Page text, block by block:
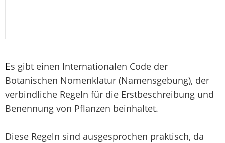
Es gibt einen Internationalen Code der
Botanischen Nomenklatur (Namensgebung), der
verbindliche Regeln für die Erstbeschreibung und
Benennung von Pflanzen beinhaltet.
Diese Regeln sind ausgesprochen praktisch, da